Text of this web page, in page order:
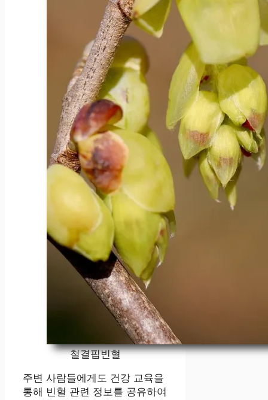
철결핍빈혈
주변 사람들에게도 건강 교육을
통해 빈혈 관련 정보를 공유하여